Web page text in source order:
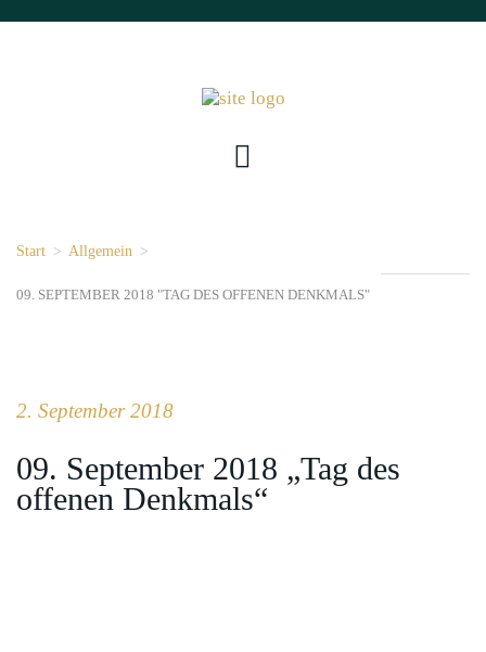
Start > Allgemein >
09. SEPTEMBER 2018 "TAG DES OFFENEN DENKMALS"
2. September 2018
09. September 2018 „Tag des
offenen Denkmals“